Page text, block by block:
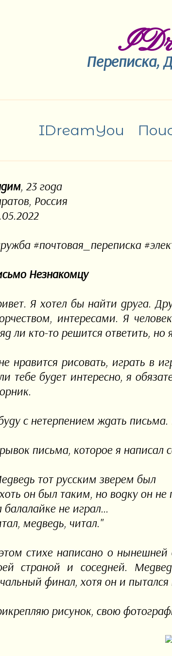
Переписка,
IDreamYou
, 23 года
Россия
#почтовая_переписка
Незнакомцу
Я хотел бы найти друга.
интересами. Я
ли кто-то решится ответить, но
нравится рисовать, играть в
тебе будет интересно, я
с нетерпением ждать
письма, которое я написал
тот русским зверем был
он был таким, но водку он не
балалайке не играл…
медведь, читал."
стихе написано о
страной и соседней.
финал, хотя он и
рисунок, свою